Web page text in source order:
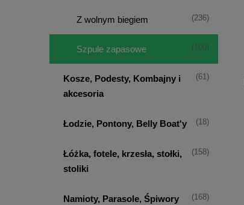
Z wolnym biegiem (236)
Szpule zapasowe (100)
Kosze, Podesty, Kombajny i
akcesoria
(61)
Łodzie, Pontony, Belly Boat'y (18)
Łóżka, fotele, krzesła, stołki,
stoliki
(158)
Namioty, Parasole, Śpiwory (168)